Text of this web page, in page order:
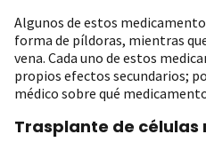
Algunos de estos
forma de píldoras, mientras
vena. Cada uno de estos
propios efectos secundarios;
médico sobre qué
Trasplante de células